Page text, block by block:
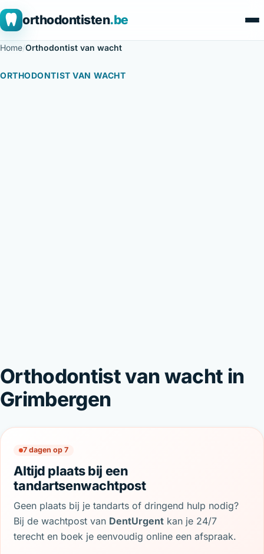
orthodontisten.be
Home/Orthodontist van wacht
ORTHODONTIST VAN WACHT
Orthodontist van wacht in
Grimbergen
7 dagen op 7
Altijd plaats bij een
tandartsenwachtpost
Geen plaats bij je tandarts of dringend hulp nodig?
Bij de wachtpost van DentUrgent kan je 24/7
terecht en boek je eenvoudig online een afspraak.